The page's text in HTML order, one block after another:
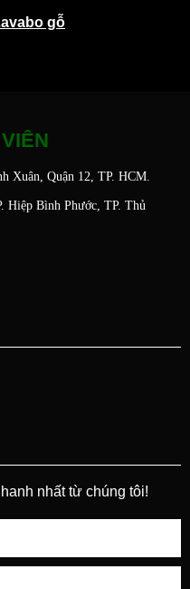
gỗ
Xuân, Quận 12, TP. HCM.
Hiệp Bình Phước, TP. Thủ
nhất từ chúng tôi!